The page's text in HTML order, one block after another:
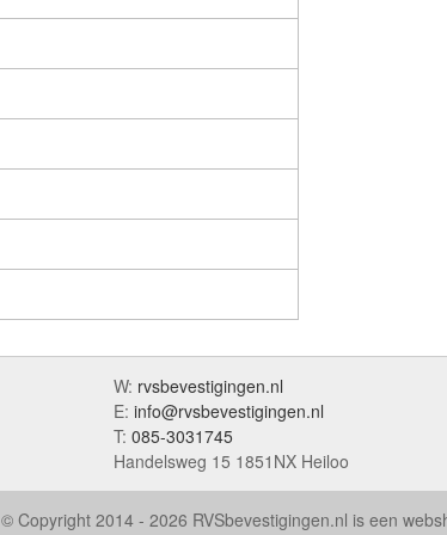
W: rvsbevestigingen.nl
E: info@rvsbevestigingen.nl
T: 085-3031745
Handelsweg 15 1851NX Heiloo
© Copyright 2014 - 2026 RVSbevestigingen.nl is een